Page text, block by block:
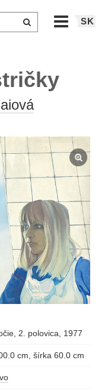
SK
2. polovica, 1977
cm, šírka 60.0 cm